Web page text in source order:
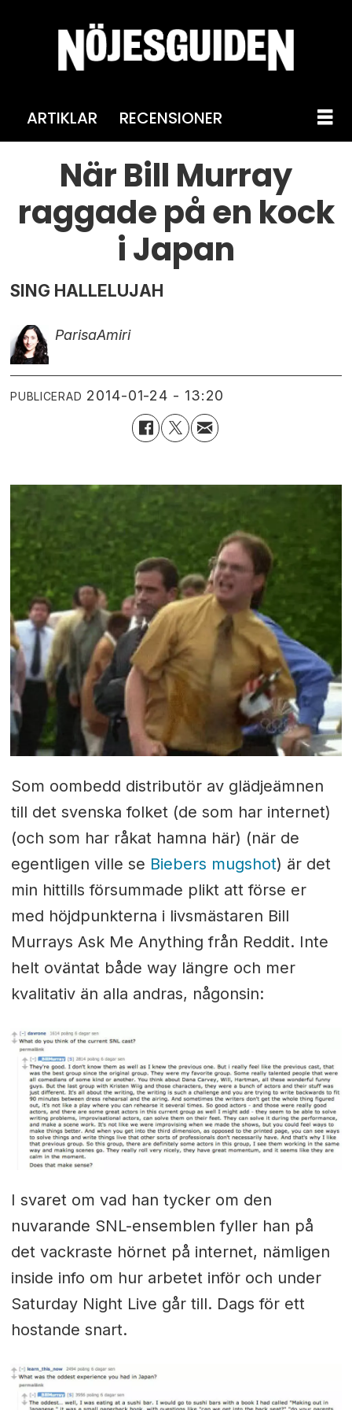
ARTIKLAR RECENSIONER
När Bill Murray
raggade på en kock
i Japan
SING HALLELUJAH
ParisaAmiri
PUBLICERAD 2014-01-24 - 13:20
Som oombedd distributör av glädjeämnen
till det svenska folket (de som har internet)
(och som har råkat hamna här) (när de
egentligen ville se Biebers mugshot) är det
min hittills försummade plikt att förse er
med höjdpunkterna i livsmästaren Bill
Murrays Ask Me Anything från Reddit. Inte
helt oväntat både way längre och mer
kvalitativ än alla andras, någonsin:
I svaret om vad han tycker om den
nuvarande SNL-ensemblen fyller han på
det vackraste hörnet på internet, nämligen
inside info om hur arbetet inför och under
Saturday Night Live går till. Dags för ett
hostande snart.